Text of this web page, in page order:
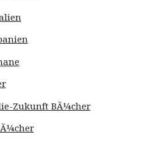
Zukunft BÃ¼cher